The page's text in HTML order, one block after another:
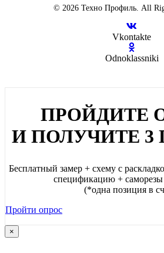
© 2026 Техно Профиль. All
Vkontakte
Odnoklassniki
ПРОЙДИТЕ
И ПОЛУЧИТЕ 3
Бесплатный замер + схему с
спецификацию +
(*одна позиция в
Пройти опрос
×